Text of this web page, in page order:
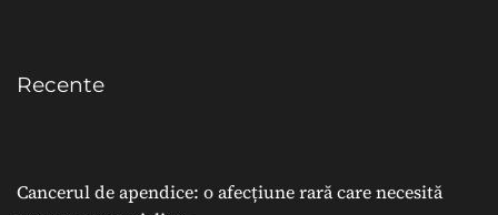
Recente
Cancerul de apendice: o afecțiune rară care necesită